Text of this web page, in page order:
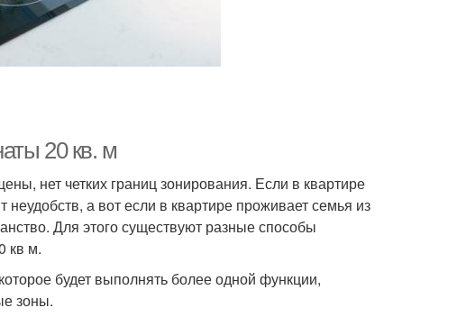
20 кв. м
нет четких границ зонирования. Если в квартире
неудобств, а вот если в квартире проживает семья из
Для этого существуют разные способы
кв м.
будет выполнять более одной функции,
зоны.